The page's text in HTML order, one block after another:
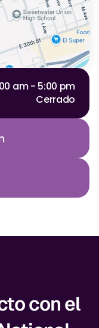
am - 5:00 pm
Cerrado
con el